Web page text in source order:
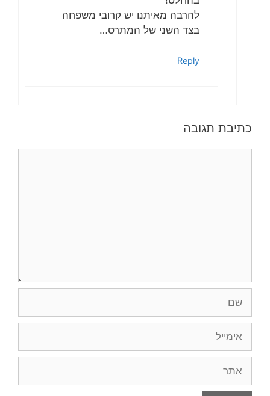
להרבה מאיתנו יש קרובי משפחה
בצד השני של המתרס…
Reply
כתיבת תגובה